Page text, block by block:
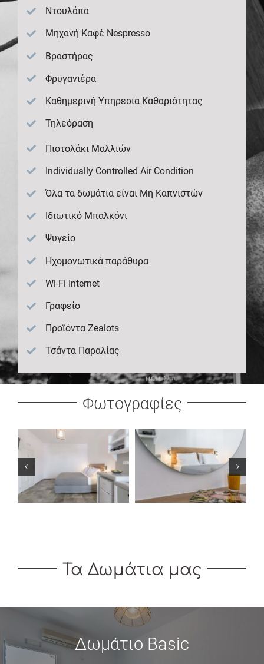
Ντουλάπα
Μηχανή Καφέ Nespresso
Βραστήρας
Φρυγανιέρα
Καθημερινή Υπηρεσία Καθαριότητας
Τηλεόραση
Πιστολάκι Μαλλιών
Individually Controlled Air Condition
Όλα τα δωμάτια είναι Μη Καπνιστών
Ιδιωτικό Μπαλκόνι
Ψυγείο
Ηχομονωτικά παράθυρα
Wi-Fi Internet
Γραφείο
Προϊόντα Zealots
Τσάντα Παραλίας
Φωτογραφίες
Τα Δωμάτια μας
Δωμάτιο Basic